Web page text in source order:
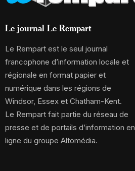
Le journal Le Rempart
Le Rempart est le seul journal
francophone d’information locale et
régionale en format papier et
numérique dans les régions de
Windsor, Essex et Chatham-Kent.
Le Rempart fait partie du réseau de
presse et de portails d’information en
ligne du groupe Altomédia.